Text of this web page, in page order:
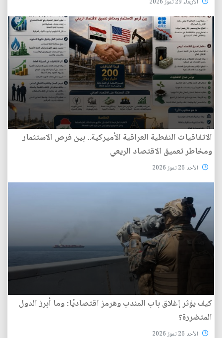
الاتفاقيات النفطية العراقية الأميركية.. بين فرص الاستثمار
ومخاطر تعميق الاقتصاد الريعي
الأحد 26 تموز 2026
كيف يؤثر إغلاق باب المندب وهرمز اقتصاديًا: وما أبرز الدول
المتضررة؟
الأحد 26 تموز 2026